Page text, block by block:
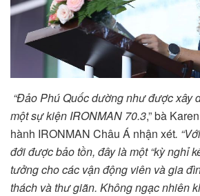
“Đảo Phú Quốc dường như được xây
một sự kiện IRONMAN 70.3,” bà
hành IRONMAN Châu Á nhận xét.
đới được bảo tồn, đây là một “kỳ nghỉ
tưởng cho các vận động viên và gia
thách và thư giãn. Không ngạc nhiên